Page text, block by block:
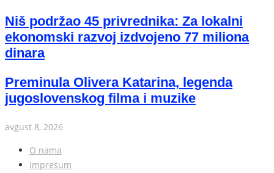
Niš podržao 45 privrednika: Za lokalni
ekonomski razvoj izdvojeno 77 miliona
dinara
Preminula Olivera Katarina, legenda
jugoslovenskog filma i muzike
avgust 8, 2026
O nama
Impresum